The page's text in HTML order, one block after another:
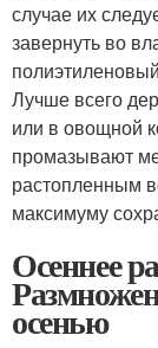
случае их
завернуть во
Лучше всего
или в овощной
промазывают
растопленным
максимуму
Осеннее
осенью